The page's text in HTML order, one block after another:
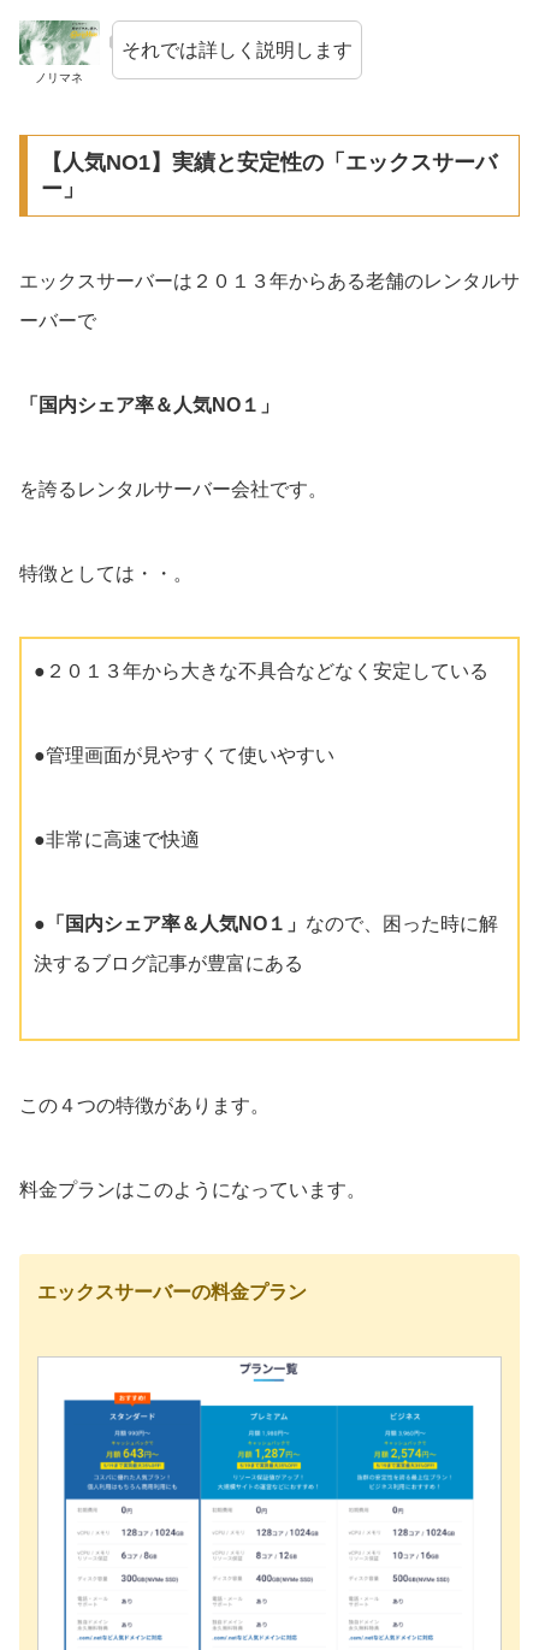
ノリマネ
それでは詳しく説明します
【人気NO1】実績と安定性の「エックスサーバ
ー」
エックスサーバーは２０１３年からある老舗のレンタルサ
ーバーで
「国内シェア率＆人気NO１」
を誇るレンタルサーバー会社です。
特徴としては・・。
●２０１３年から大きな不具合などなく安定している
●管理画面が見やすくて使いやすい
●非常に高速で快適
● 「国内シェア率＆人気NO１」 なので、困った時に解
決するブログ記事が豊富にある
この４つの特徴があります。
料金プランはこのようになっています。
エックスサーバーの料金プラン